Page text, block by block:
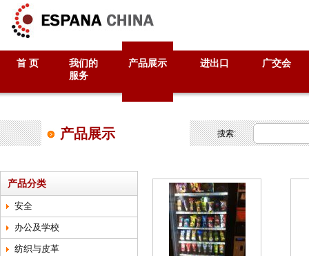
首 页
我们的
服务
产品展示 进出口 广交会
产品展示 搜索:
产品分类
安全
办公及学校
纺织与皮革